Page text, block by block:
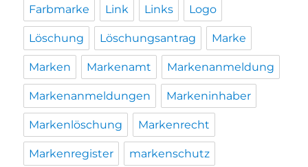
Farbmarke Link Links Logo
Löschung Löschungsantrag Marke
Marken Markenamt Markenanmeldung
Markenanmeldungen Markeninhaber
Markenlöschung Markenrecht
Markenregister markenschutz